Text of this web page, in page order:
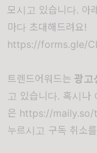
모시고 있습니다. 아
마다 초대해드려요!
https://forms.gle/
트렌드어워드는 광고
고 있습니다. 혹시나
은 https://
누르시고 구독 취소